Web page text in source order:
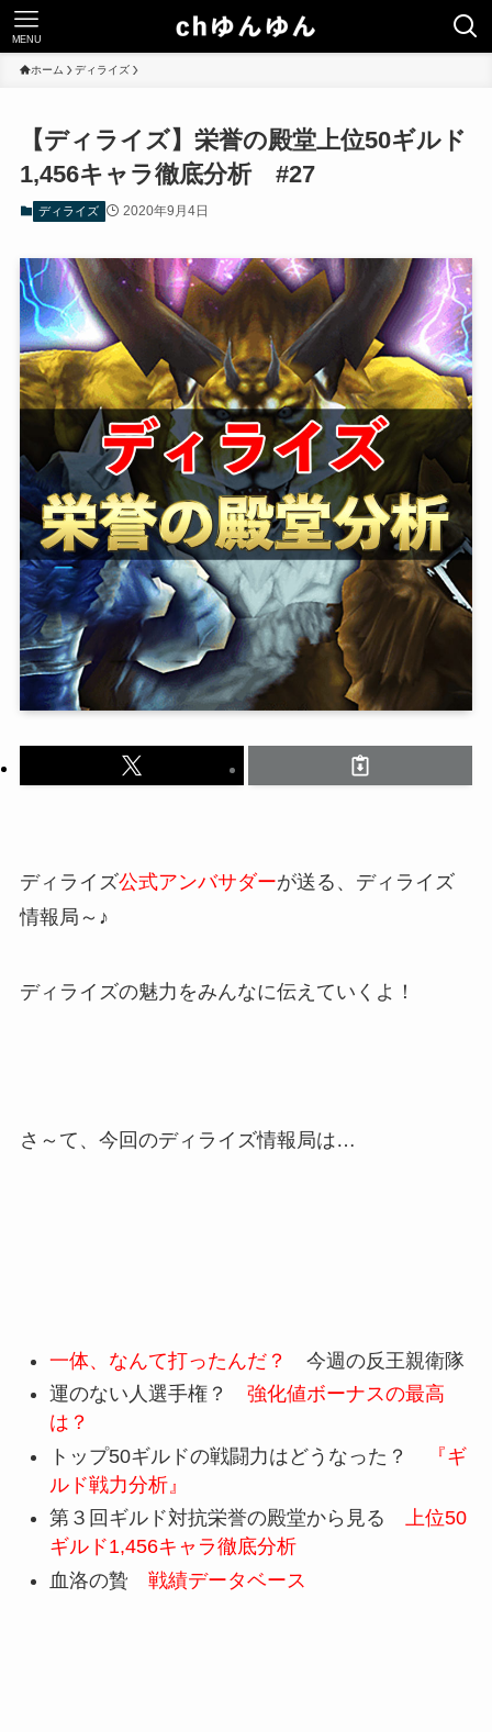
MENU
ホーム ディライズ
【ディライズ】栄誉の殿堂上位50ギルド
1,456キャラ徹底分析 #27
ディライズ 2020年9月4日
ディライズ公式アンバサダーが送る、ディライズ
情報局～♪
ディライズの魅力をみんなに伝えていくよ！
さ～て、今回のディライズ情報局は…
一体、なんて打ったんだ？
今週の反王親衛隊
運のない人選手権？ 強化値ボーナスの最高
は？
トップ50ギルドの戦闘力はどうなった？
『ギ
ルド戦力分析』
第３回ギルド対抗栄誉の殿堂から見る 上位50
ギルド1,456キャラ徹底分析
血洛の贄 戦績データベース